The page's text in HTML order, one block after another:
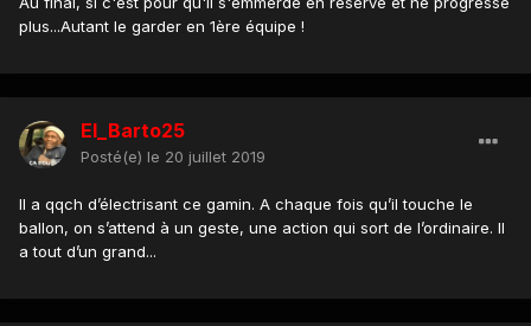
plus...Autant le garder en 1ère équipe !
El_Barto25
Posté(e) le 20 juillet 2019
Il a qqch d’électrisant ce gamin. A chaque fois qu’il touche le
ballon, on s’attend à un geste, une action qui sort de l’ordinaire. Il
a tout d’un grand...